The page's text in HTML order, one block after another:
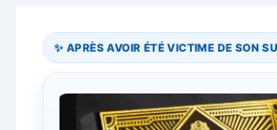
✨ APRÈS AVOIR ÉTÉ VICTIME DE SON